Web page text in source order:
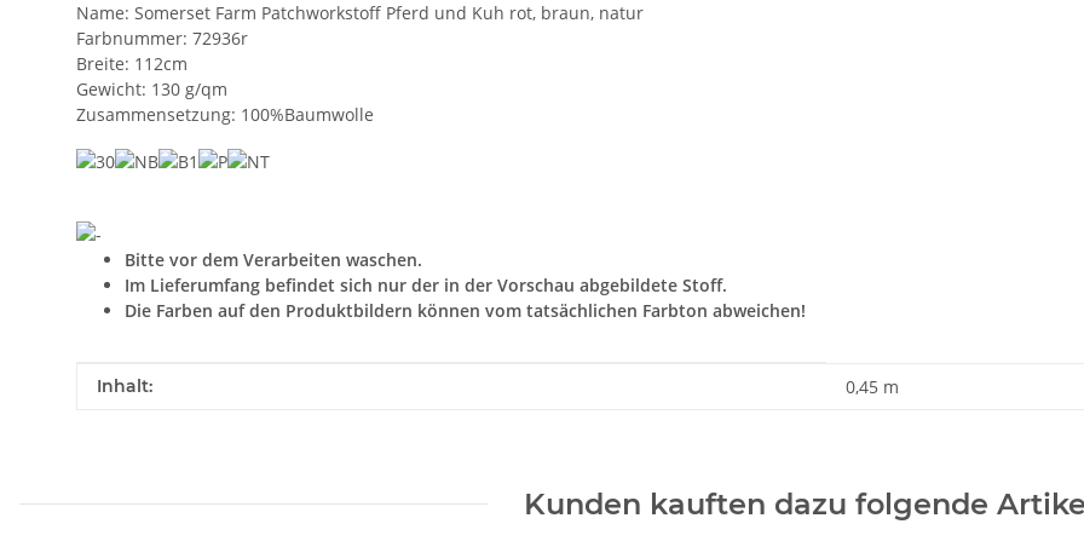
Name: Somerset Farm Patchworkstoff Pferd und Kuh rot, braun, natur
Farbnummer: 72936r
Breite: 112cm
Gewicht: 130 g/qm
Zusammensetzung: 100%Baumwolle
Bitte vor dem Verarbeiten waschen.
Im Lieferumfang befindet sich nur der in der Vorschau abgebildete Stoff.
Die Farben auf den Produktbildern können vom tatsächlichen Farbton abweichen!
Produkteigenschaft
Wert
Inhalt: 0,45 m
Kunden kauften dazu folgende